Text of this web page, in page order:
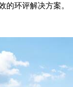
的环评解决方案。